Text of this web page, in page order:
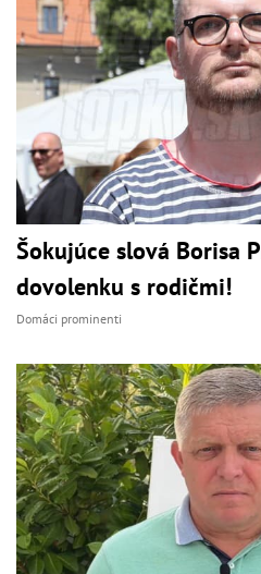
Šokujúce slová Borisa
dovolenku s rodičmi!
Domáci prominenti